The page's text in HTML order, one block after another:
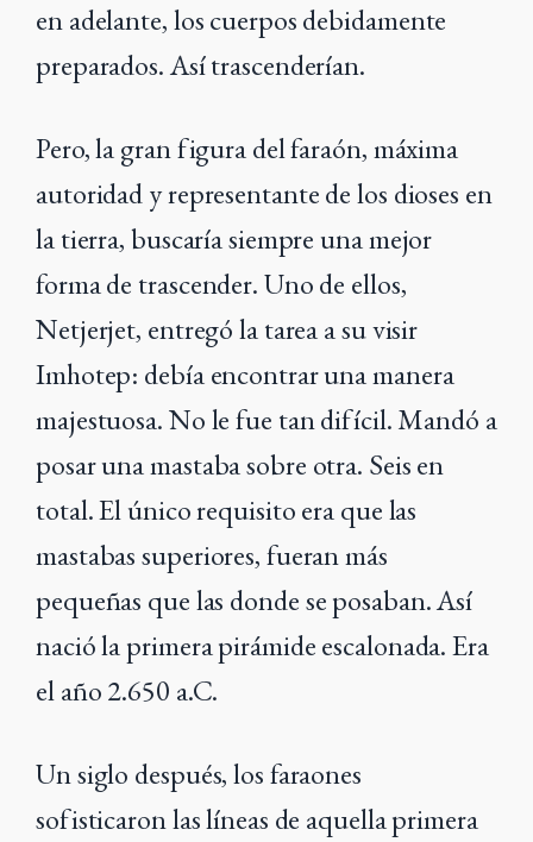
en adelante, los cuerpos debidamente
preparados. Así trascenderían.
Pero, la gran figura del faraón, máxima
autoridad y representante de los dioses en
la tierra, buscaría siempre una mejor
forma de trascender. Uno de ellos,
Netjerjet, entregó la tarea a su visir
Imhotep: debía encontrar una manera
majestuosa. No le fue tan difícil. Mandó a
posar una mastaba sobre otra. Seis en
total. El único requisito era que las
mastabas superiores, fueran más
pequeñas que las donde se posaban. Así
nació la primera pirámide escalonada. Era
el año 2.650 a.C.
Un siglo después, los faraones
sofisticaron las líneas de aquella primera